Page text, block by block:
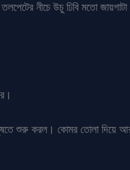
নীচে উচু ঢিবি মতো
শুরু করল। কোমর তোলা দিয়ে